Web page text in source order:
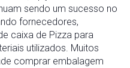
sendo um sucesso no
fornecedores,
caixa de Pizza para
utilizados. Muitos
comprar embalagem